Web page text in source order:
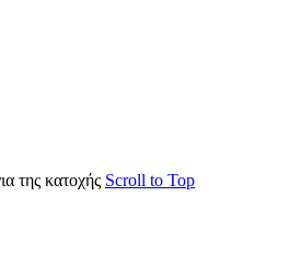
της κατοχής Scroll to Top